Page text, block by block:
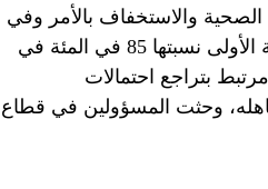
والاستخفاف بالأمر وفي
بعض الحالات الخوف أو التشكك في اللقاح أدى لتغطية عالمية للجرعة الأولى نسبتها 85 في المئة في
القهوة مرتبط بتراجع احتمالات
وحثت المسؤولين في قطاع